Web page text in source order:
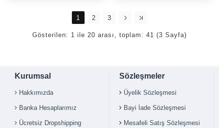
1 2 3
Gösterilen: 1 ile 20 arası, toplam: 41 (3 Sayfa)
Kurumsal
Hakkımızda
Banka Hesaplarımız
Ücretsiz Dropshipping
Sözleşmeler
Üyelik Sözleşmesi
Bayi İade Sözleşmesi
Mesafeli Satış Sözleşmesi